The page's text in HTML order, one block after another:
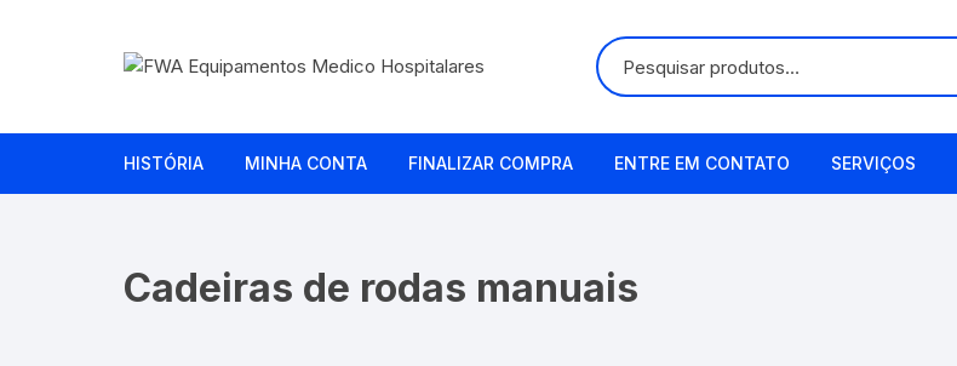
HISTÓRIA MINHA CONTA FINALIZAR COMPRA ENTRE EM CONTATO SERVIÇOS
Cadeiras de rodas manuais